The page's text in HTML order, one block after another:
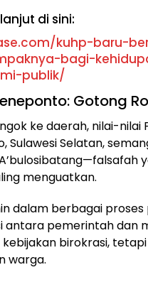
di sini:
kuhp-baru-
bagi-
publik/
Gotong
ke daerah, nilai-
Sulawesi Selatan,
menguatkan.
dalam berbagai
antara pemerintah dan
birokrasi,
warga.